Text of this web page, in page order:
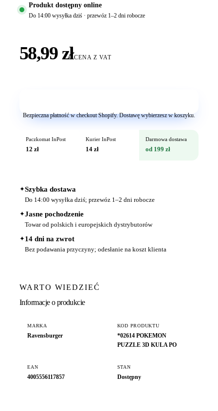
Produkt dostępny online
Do 14:00 wysyłka dziś · przewóz 1–2 dni robocze
58,99 złCENA Z VAT
Bezpieczna płatność w checkout Shopify. Dostawę wybierzesz w koszyku.
Paczkomat InPost
12 zł
Kurier InPost
14 zł
Darmowa dostawa
od 199 zł
✦Szybka dostawa
Do 14:00 wysyłka dziś; przewóz 1–2 dni robocze
✦Jasne pochodzenie
Towar od polskich i europejskich dystrybutorów
✦14 dni na zwrot
Bez podawania przyczyny; odesłanie na koszt klienta
WARTO WIEDZIEĆ
Informacje o produkcie
MARKA
Ravensburger
KOD PRODUKTU
*02614 POKEMON
PUZZLE 3D KULA PO
EAN
4005556117857
STAN
Dostępny